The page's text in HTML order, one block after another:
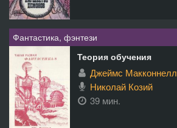
Фантастика, фэнтези
Теория обучения
Джеймс Макконнелл
Николай Козий
39 мин.